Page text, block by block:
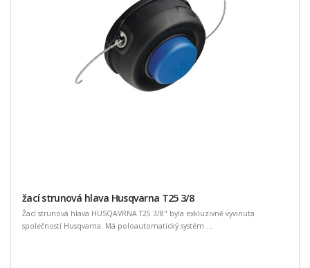
žací strunová hlava Husqvarna T25 3/8
Žací strunová hlava HUSQAVRNA T25 3/8" byla exkluzivně vyvinuta
společností Husqvarna. Má poloautomatický systém ...